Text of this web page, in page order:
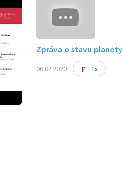
Zpráva o stavu
06.02.2020 1x